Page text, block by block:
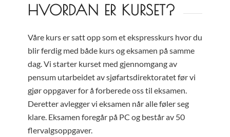
HVORDAN ER KURSET?
Våre kurs er satt opp som et ekspresskurs hvor du
blir ferdig med både kurs og eksamen på samme
dag. Vi starter kurset med gjennomgang av
pensum utarbeidet av sjøfartsdirektoratet før vi
gjør oppgaver for å forberede oss til eksamen.
Deretter avlegger vi eksamen når alle føler seg
klare. Eksamen foregår på PC og består av 50
flervalgsoppgaver.